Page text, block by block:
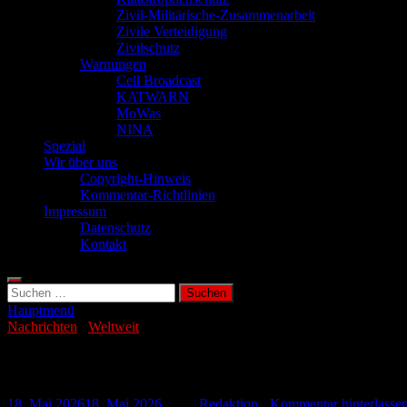
Zivil-Militärische-Zusammenarbeit
Zivile Verteidigung
Zivilschutz
Warnungen
Cell Broadcast
KATWARN
MoWas
NINA
Spezial
Wir über uns
Copyright-Hinweis
Kommentar-Richtlinien
Impressum
Datenschutz
Kontakt
Suchen
nach:
Hauptmenü
Nachrichten
Weltweit
18. Mai 202618. Mai 2026 Redaktion Kommentar